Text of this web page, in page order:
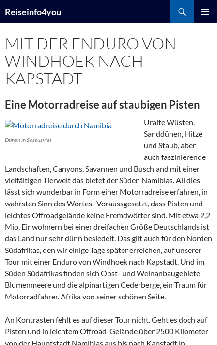
Inhalt
Reiseinfo4you
MIT DER ENDURO VON
WINDHOEK NACH
KAPSTADT
Eine Motorradreise auf staubigen Pisten
Dünen in Sossusvlei
Uralte Wüsten,
Sanddünen, Hitze
und Staub, aber
auch faszinierende
Landschaften, Canyons, Savannen und Buschland mit einer
vielfältigen Tierwelt das bietet der Süden Namibias. All dies
lässt sich wunderbar in Form einer Motorradreise erfahren, in
wahrsten Sinn des Wortes. Voraussgesetzt, dass Pisten und
leichtes Offroadgelände keine Fremdwörter sind. Mit etwa 2,2
Mio. Einwohnern bei einer dreifachen Größe Deutschlands ist
das Land nur sehr dünn besiedelt. Das gilt auch für den Norden
Südafrikas, den wir einige Tage später erreichen, auf unserer
Tour mit einer Enduro von Windhoek nach Kapstadt. Und im
Süden Südafrikas finden sich Obst- und Weinanbaugebiete,
Blumenmeere und die alpinartigen Cederberge, ein Traum für
Motorradfahrer. Afrika von seiner schönen Seite.
An Kontrasten fehlt es auf dieser Tour nicht. Geht es doch auf
Pisten und in leichtem Offroad-Gelände über 2500 Kilometer
von der Hauptstadt Namibias aus bis nach Kapstadt in